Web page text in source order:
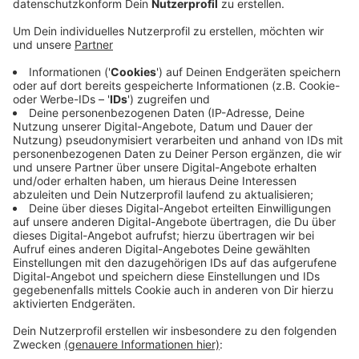
Mittwoch, 01.04.2020 13:08
Die Gewerkschaft warnt auch davor, in das
Arbeitszeitgesetz einzugreifen. Die Corona-Pandemie
dürfe nicht benutzt werden, um Höchstgrenzen bei
der Arbeitszeit auszuhebeln. Zuvor hatte es
Forderungen gegeben, diese Regelungen zu lockern.
Die NGG hält dagegen und sagt, gesetzliche
Standards seien wichtig, sonst leide am Ende die
Gesundheit der Beschäftigten. Das Arbeitszeitgesetz
sieht vor, dass Angestellte nicht mehr als zehn
Stunden am Tag und 60 Stunden pro Woche arbeiten.